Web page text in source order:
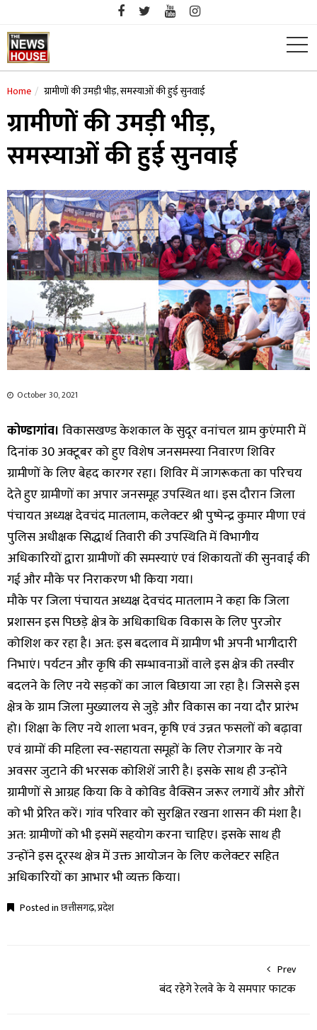
content
Home ग्रामीणों की उमड़ी भीड़, समस्याओं की हुई सुनवाई
ग्रामीणों की उमड़ी भीड़,
समस्याओं की हुई सुनवाई
October 30, 2021
कोण्डागांव। विकासखण्ड केशकाल के सुदूर वनांचल ग्राम कुएंमारी में
दिनांक 30 अक्टूबर को हुए विशेष जनसमस्या निवारण शिविर
ग्रामीणों के लिए बेहद कारगर रहा। शिविर में जागरूकता का परिचय
देते हुए ग्रामीणों का अपार जनसमूह उपस्थित था। इस दौरान जिला
पंचायत अध्यक्ष देवचंद मातलाम, कलेक्टर श्री पुष्पेन्द्र कुमार मीणा एवं
पुलिस अधीक्षक सिद्धार्थ तिवारी की उपस्थिति में विभागीय
अधिकारियों द्वारा ग्रामीणों की समस्याएं एवं शिकायतों की सुनवाई की
गई और मौके पर निराकरण भी किया गया।
मौके पर जिला पंचायत अध्यक्ष देवचंद मातलाम ने कहा कि जिला
प्रशासन इस पिछड़े क्षेत्र के अधिकाधिक विकास के लिए पुरजोर
कोशिश कर रहा है। अत: इस बदलाव में ग्रामीण भी अपनी भागीदारी
निभाएं। पर्यटन और कृषि की सम्भावनाओं वाले इस क्षेत्र की तस्वीर
बदलने के लिए नये सड़कों का जाल बिछाया जा रहा है। जिससे इस
क्षेत्र के ग्राम जिला मुख्यालय से जुड़े और विकास का नया दौर प्रारंभ
हो। शिक्षा के लिए नये शाला भवन, कृषि एवं उन्नत फसलों को बढ़ावा
एवं ग्रामों की महिला स्व-सहायता समूहों के लिए रोजगार के नये
अवसर जुटाने की भरसक कोशिशें जारी है। इसके साथ ही उन्होंने
ग्रामीणों से आग्रह किया कि वे कोविड वैक्सिन जरूर लगायें और औरों
को भी प्रेरित करें। गांव परिवार को सुरक्षित रखना शासन की मंशा है।
अत: ग्रामीणों को भी इसमें सहयोग करना चाहिए। इसके साथ ही
उन्होंने इस दूरस्थ क्षेत्र में उक्त आयोजन के लिए कलेक्टर सहित
अधिकारियों का आभार भी व्यक्त किया।
Posted inछत्तीसगढ़,प्रदेश
Prev
बंद रहेगे रेलवे के ये समपार फाटक